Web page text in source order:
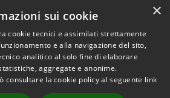
Copyright © 2026 • Comune di
Palosco • Powered by
×
sui cookie
cookie tecnici e assimilati strettamente
e alla navigazione del sito,
analitico al solo fine di elaborare
aggregate e anonime.
consultare la cookie policy al seguente link